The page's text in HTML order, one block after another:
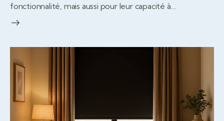
fonctionnalité, mais aussi pour leur capacité à…